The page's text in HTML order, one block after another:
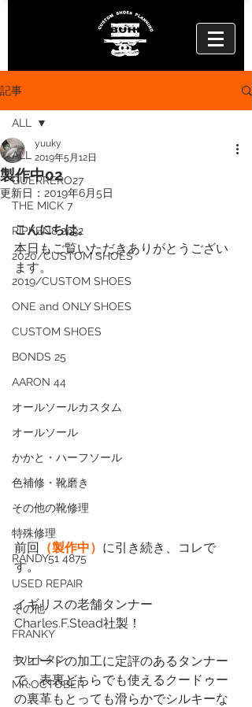
記事
ALL
GUERRERO27
THE MICK 7
RIPKEN8 2632
2020/CUSTOM SHOES
2019/CUSTOM SHOES
ONE and ONLY SHOES
CUSTOM SHOES
BONDS 25
AARON 44
オールソールカスタム
オールソール
かかと・ハーフソール
色補修・靴磨き
その他の靴修理
特殊修理
RANDY51 4875
USED REPAIR
その他
FRANKY
キルトタン
MR.OCTOBER
ALL
製作中02
yuuky
2019年5月12日
更新日： 2019年6月5日
こんにちは。
本日もご覧いただきありがとうござい
ます。
前回 （製作中） に引き続き、コレで
す。
イギリスの老舗タンナー
Charles.F.Stead社製！
スエードの加工に定評のあるタンナー
で、表裏どちらでも使えるクードゥー
の裏革もとっても滑らかでシルキーな